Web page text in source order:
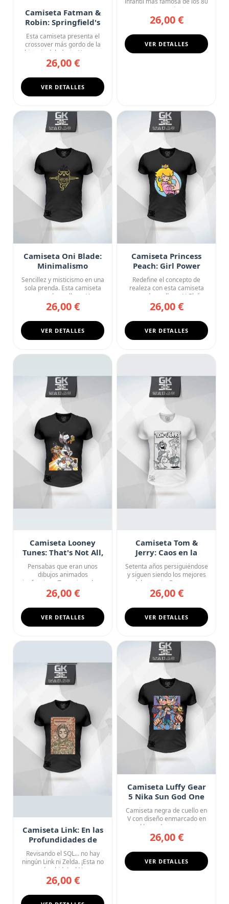
Camiseta Fatman &
Robin: Springfield's
Finest
Esta camiseta presenta el
crossover más gordo de la
historia del cómic: Homer...
26,00 €
VER DETALLES
con esta camiseta n...
26,00 €
VER DETALLES
Camiseta Oni Blade:
Minimalismo
Oriental
Sencillez y misticismo en una
sola prenda. Esta camiseta
negra de cuello en V...
26,00 €
VER DETALLES
Camiseta Princess
Peach: Girl Power
Redefine el concepto de
realeza con esta camiseta
negra de cuello en V. El di...
26,00 €
VER DETALLES
Camiseta Looney
Tunes: That's Not All,
Pensabas que eran unos
dibujos animados
inofensivos. Te equivocabas.
Esta cam...
26,00 €
VER DETALLES
Camiseta Tom &
Jerry: Caos en la
Cocina
Setenta años persiguiéndose
y siguen siendo los mejores
del negocio. Esta cam...
26,00 €
VER DETALLES
Camiseta Link: En las
Profundidades de
Hyrule
Revisando el SQL... no hay
ningún Link ni Zelda. ¡Esta no
está subida! 🗡️ No...
26,00 €
Camiseta Luffy Gear
5 Nika Sun God One
Piece
Camiseta negra de cuello en
V con diseño enmarcado en
azul lavanda que muestr...
26,00 €
VER DETALLES